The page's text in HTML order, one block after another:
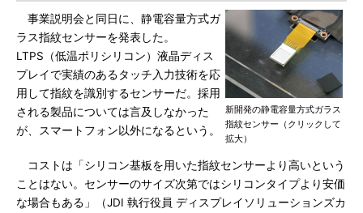
新開発の静電容量方式ガラス
指紋センサー（クリックして
拡大）
事業説明会と同日に、静電容量方式ガ
ラス指紋センサーを発表した。
LTPS（低温ポリシリコン）液晶ディス
プレイで実績のあるタッチ入力技術を応
用して指紋を識別するセンサーだ。採用
される製品については言及しなかった
が、スマートフォン以外になるという。
コストは「シリコン基板を用いた指紋センサーより高いという
ことはない。センサーのサイズ次第ではシリコンタイプより安価
な場合もある」（JDI 執行役員 ディスプレイソリューションズカ